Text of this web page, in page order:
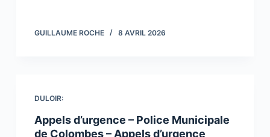
GUILLAUME ROCHE 8 AVRIL 2026
DULOIR:
Appels d’urgence – Police Municipale
de Colombes – Appels d’urgence